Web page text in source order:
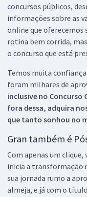
concursos públicos,
informações sobre as
online que oferecemos
rotina bem corrida,
o concurso que está
Temos muita
foram milhares de
inclusive no Concurso
fora dessa, adquira
que tanto sonhou no
Gran também é
Com apenas um clique,
inicia a transformação
sua jornada rumo a
almeja, e já com o